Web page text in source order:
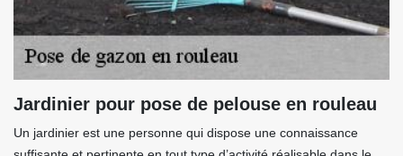
Jardinier pour pose de pelouse en rouleau
Un jardinier est une personne qui dispose une connaissance